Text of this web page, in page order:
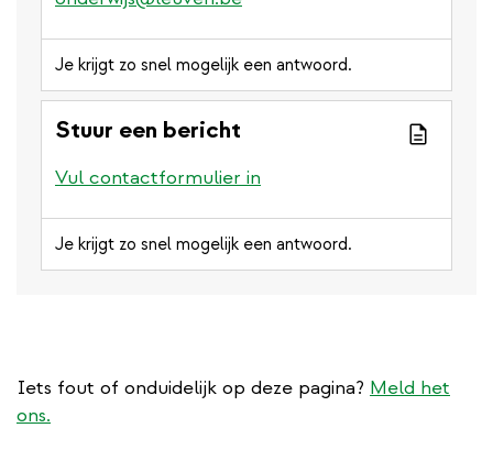
Je krijgt zo snel mogelijk een antwoord.
Stuur een bericht
Vul contactformulier in
Je krijgt zo snel mogelijk een antwoord.
Iets fout of onduidelijk op deze pagina? Meld het
ons.